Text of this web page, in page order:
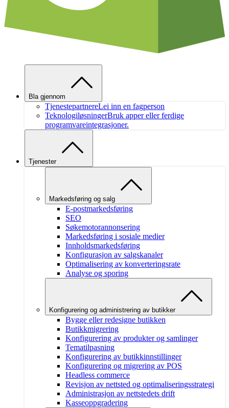
Bla gjennom
TjenestepartnereLei inn en fagperson
TeknologiløsningerBruk apper eller ferdige
programvareintegrasjoner.
Tjenester
Markedsføring og salg
E-postmarkedsføring
SEO
Søkemotorannonsering
Markedsføring i sosiale medier
Innholdsmarkedsføring
Konfigurasjon av salgskanaler
Optimalisering av konverteringsrate
Analyse og sporing
Konfigurering og administrering av butikker
Bygge eller redesigne butikken
Butikkmigrering
Konfigurering av produkter og samlinger
Tematilpasning
Konfigurering av butikkinnstillinger
Konfigurering og migrering av POS
Headless commerce
Revisjon av nettsted og optimaliseringsstrategi
Administrasjon av nettstedets drift
Kasseoppgradering